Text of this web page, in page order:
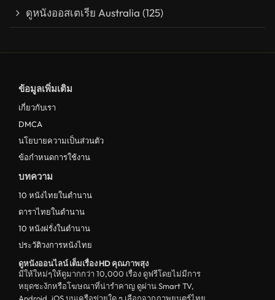
ดูหนังออสเตเรีย Australia (125)
ข้อมูลเพิ่มเติม
เกี่ยวกับเรา
DMCA
นโยบายความเป็นส่วนตัว
ข้อกำหนดการใช้งาน
บทความ
10 หนังไทยในตำนาน
ดาราไทยในตำนาน
10 หนังฝรั่งในตำนาน
ประวัติวงการหนังไทย
ดูหนังออนไลน์ เต็มเรื่อง HD คุณภาพสุง
มีให้ใหม่ๆให้ดูมากกว่า 10,000 เรื่อง ดูฟรีโดยไม่มีการ
หยุดชะงักหรือโฆษณาที่น่ารำคาญ ดูผ่าน Smart TV,